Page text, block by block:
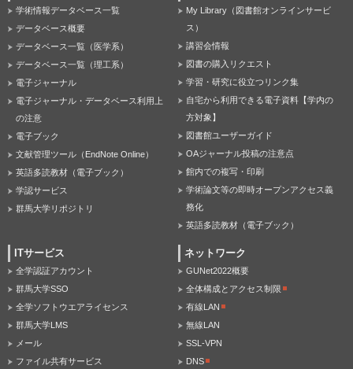
学術情報データベース一覧
データベース概要
データベース一覧（医学系）
データベース一覧（理工系）
電子ジャーナル
電子ジャーナル・データベース利用上
の注意
電子ブック
文献管理ツール（EndNote Online）
英語多読教材（電子ブック）
学認サービス
群馬大学リポジトリ
My Library（図書館オンラインサービ
ス）
講習会情報
図書の購入リクエスト
学習・研究に役立つリンク集
自宅から利用できる電子資料【学内の
方対象】
図書館ユーザーガイド
OAジャーナル投稿の注意点
館内での複写・印刷
学術論文等の即時オープンアクセス義
務化
英語多読教材（電子ブック）
ITサービス
全学認証アカウント
群馬大学SSO
全学ソフトウエアライセンス
群馬大学LMS
メール
ファイル共有サービス
ネットワーク
GUNet2022概要
全体構成とアクセス制限
有線LAN
無線LAN
SSL-VPN
DNS